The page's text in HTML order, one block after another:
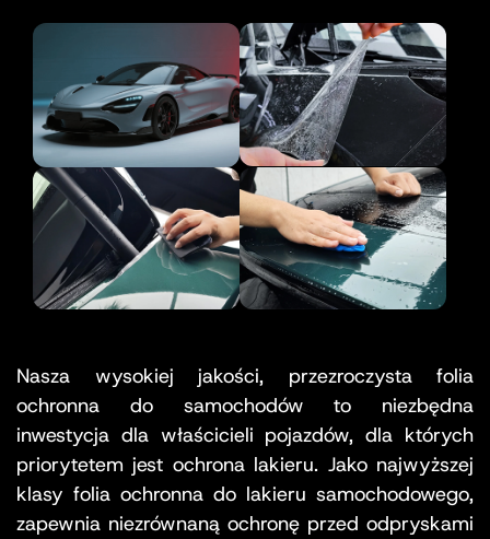
Nasza wysokiej jakości, przezroczysta folia
ochronna do samochodów to niezbędna
inwestycja dla właścicieli pojazdów, dla których
priorytetem jest ochrona lakieru. Jako najwyższej
klasy folia ochronna do lakieru samochodowego,
zapewnia niezrównaną ochronę przed odpryskami